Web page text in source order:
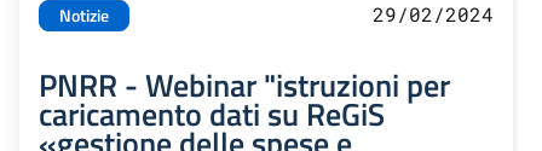
Notizie 29/02/2024
PNRR - Webinar "istruzioni per
caricamento dati su ReGiS